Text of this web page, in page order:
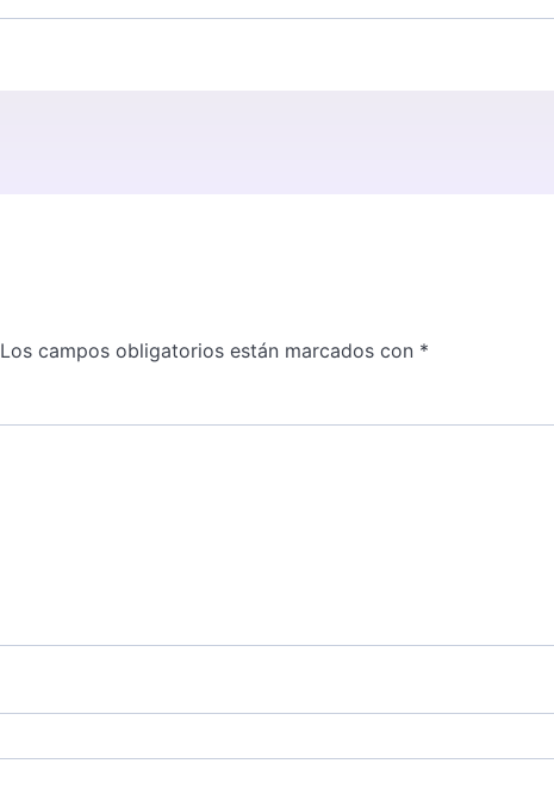
Los campos obligatorios están marcados con *